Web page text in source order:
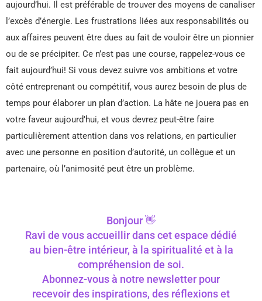
aujourd’hui. Il est préférable de trouver des moyens de canaliser
l’excès d’énergie. Les frustrations liées aux responsabilités ou
aux affaires peuvent être dues au fait de vouloir être un pionnier
ou de se précipiter. Ce n’est pas une course, rappelez-vous ce
fait aujourd’hui! Si vous devez suivre vos ambitions et votre
côté entreprenant ou compétitif, vous aurez besoin de plus de
temps pour élaborer un plan d’action. La hâte ne jouera pas en
votre faveur aujourd’hui, et vous devrez peut-être faire
particulièrement attention dans vos relations, en particulier
avec une personne en position d’autorité, un collègue et un
partenaire, où l’animosité peut être un problème.
Bonjour 👋
Ravi de vous accueillir dans cet espace dédié
au bien-être intérieur, à la spiritualité et à la
compréhension de soi.
Abonnez-vous à notre newsletter pour
recevoir des inspirations, des réflexions et